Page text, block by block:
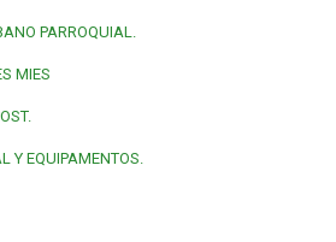
PARROQUIAL.
MIES
Y EQUIPAMENTOS.